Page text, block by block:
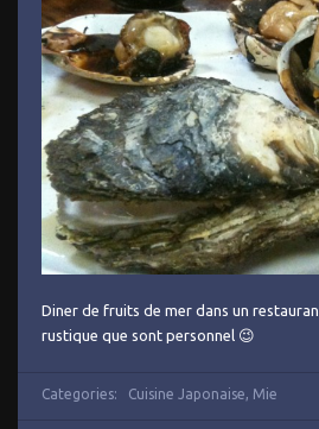
Diner de fruits de mer dans un
rustique que sont personnel 😉
Categories: Cuisine Japonaise, Mie